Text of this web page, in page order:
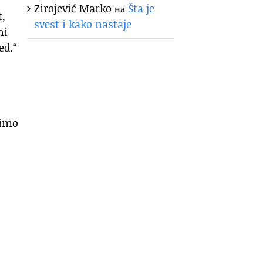
Zirojević Marko на Šta je
svest i kako nastaje